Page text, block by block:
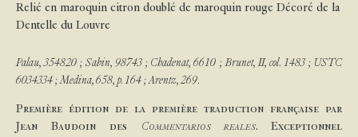
Relié en maroquin citron doublé de maroquin rouge Décoré de la
Dentelle du Louvre
Palau, 354820 ; Sabin, 98743 ; Chadenat, 6610 ; Brunet, II, col. 1483 ; USTC
6034334 ; Medina, 658, p. 164 ; Arentz, 269.
Première édition de la première traduction française par
Jean Baudoin des Commentarios reales. Exceptionnel